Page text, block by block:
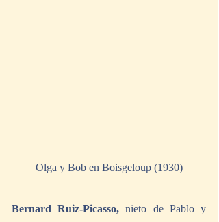
Olga y Bob en Boisgeloup (1930)
Bernard Ruiz-Picasso, nieto de Pablo y